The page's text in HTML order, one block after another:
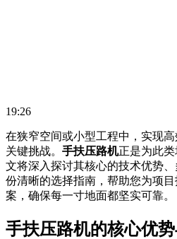
19:26
在狭窄空间或小型工程中，实现
关键挑战。 手扶压路机正是为此
文将深入探讨其核心的技术优势
份清晰的选择指南，帮助您为项
案，确保每一寸地面都坚实可靠。
手扶压路机的核心优